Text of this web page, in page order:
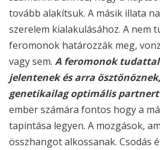
tovább alakítsuk. A másik illata
szerelem kialakulásához. A nem
feromonok határozzák meg,
vagy sem. A feromonok
jelentenek és arra
genetikailag optimális partnert
ember számára fontos hogy a
tapintása legyen. A mozgások,
összhangot alkossanak. Csodás